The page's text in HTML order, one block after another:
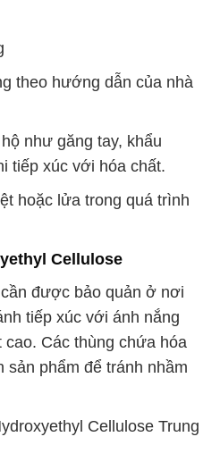
theo hướng dẫn của nhà
như găng tay, khẩu
tiếp xúc với hóa chất.
hoặc lửa trong quá trình
Cellulose
được bảo quản ở nơi
tiếp xúc với ánh nắng
Các thùng chứa hóa
sản phẩm để tránh nhầm
Cellulose Trung